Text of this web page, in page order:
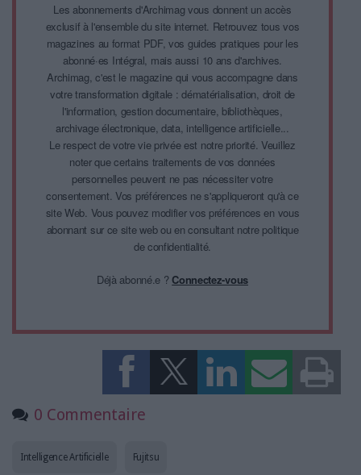
Les abonnements d'Archimag vous donnent un accès
exclusif à l'ensemble du site internet. Retrouvez tous vos
magazines au format PDF, vos guides pratiques pour les
abonné·es Intégral, mais aussi 10 ans d'archives.
Archimag, c'est le magazine qui vous accompagne dans
votre transformation digitale : dématérialisation, droit de
l'information, gestion documentaire, bibliothèques,
archivage électronique, data, intelligence artificielle...
Le respect de votre vie privée est notre priorité. Veuillez
noter que certains traitements de vos données
personnelles peuvent ne pas nécessiter votre
consentement. Vos préférences ne s'appliqueront qu'à ce
site Web. Vous pouvez modifier vos préférences en vous
abonnant sur ce site web ou en consultant notre politique
de confidentialité.
Déjà abonné.e ?Connectez-vous
0 Commentaire
Fujitsu
Intelligence Artificielle